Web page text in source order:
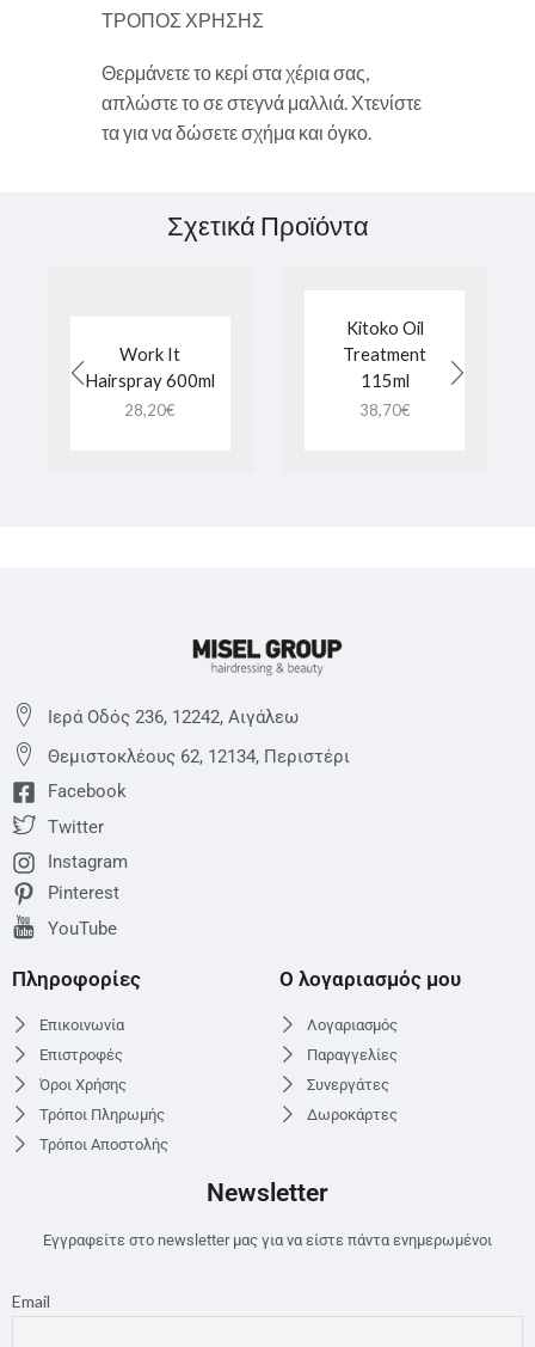
ΤΡΟΠΟΣ ΧΡΗΣΗΣ
Θερμάνετε το κερί στα χέρια σας,
απλώστε το σε στεγνά μαλλιά. Χτενίστε
τα για να δώσετε σχήμα και όγκο.
Σχετικά Προϊόντα
Work It
Hairspray 600ml
28,20€
Kitoko Oil
Treatment
115ml
38,70€
Ιερά Οδός 236, 12242, Αιγάλεω
Θεμιστoκλέους 62, 12134, Περιστέρι
Facebook
Twitter
Instagram
Pinterest
YouTube
Πληροφορίες
Επικοινωνία
Επιστροφές
Όροι Χρήσης
Τρόποι Πληρωμής
Τρόποι Αποστολής
Ο λογαριασμός μου
Λογαριασμός
Παραγγελίες
Συνεργάτες
Δωροκάρτες
Newsletter
Εγγραφείτε στο newsletter μας για να είστε πάντα ενημερωμένοι
Email